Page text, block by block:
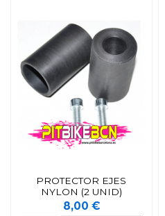
PROTECTOR EJES
NYLON (2 UNID)
8,00 €